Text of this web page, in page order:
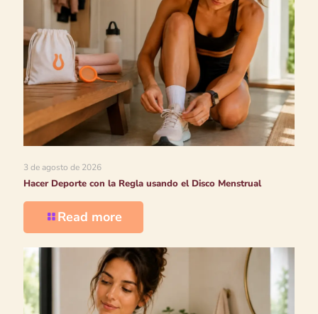
3 de agosto de 2026
Hacer Deporte con la Regla usando el Disco Menstrual
Read more